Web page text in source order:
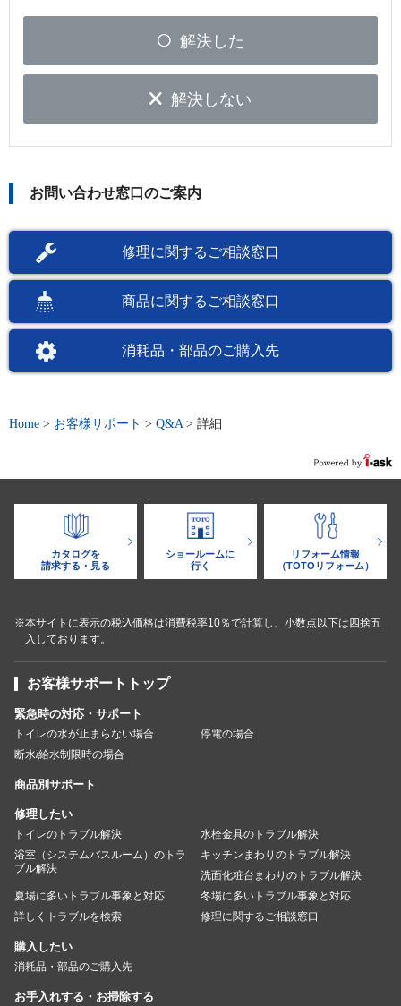
解決した
解決しない
お問い合わせ窓口のご案内
修理に関するご相談窓口
商品に関するご相談窓口
消耗品・部品のご購入先
Home > お客様サポート > Q&A > 詳細
カタログを
請求する・見る
ショールームに
行く
リフォーム情報
（TOTOリフォーム）
※本サイトに表示の税込価格は消費税率10％で計算し、小数点以下は四捨五
入しております。
お客様サポートトップ
緊急時の対応・サポート
トイレの水が止まらない場合
停電の場合
断水/給水制限時の場合
商品別サポート
修理したい
トイレのトラブル解決
水栓金具のトラブル解決
浴室（システムバスルーム）のトラ
ブル解決
キッチンまわりのトラブル解決
洗面化粧台まわりのトラブル解決
夏場に多いトラブル事象と対応
冬場に多いトラブル事象と対応
詳しくトラブルを検索
修理に関するご相談窓口
購入したい
消耗品・部品のご購入先
お手入れする・お掃除する